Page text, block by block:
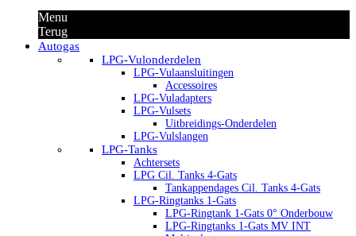
Menu
Terug
Autogas
LPG-Vulonderdelen
LPG-Vulaansluitingen
Accessoires
LPG-Vuladapters
LPG-Vulsets
Uitbreidings-Onderdelen
LPG-Vulslangen
LPG-Tanks
Achtersets
LPG Cil. Tanks 4-Gats
Tankappendages Cil. Tanks 4-Gats
LPG-Ringtanks 1-Gats
LPG-Ringtank 1-Gats 0° Onderbouw
LPG-Ringtanks 1-Gats MV INT